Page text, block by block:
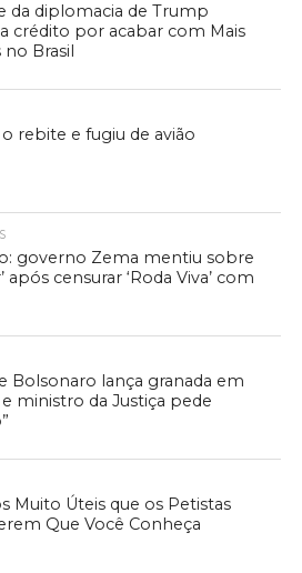
da diplomacia de Trump
crédito por acabar com Mais
no Brasil
rebite e fugiu de avião
governo Zema mentiu sobre
após censurar ‘Roda Viva’ com
Bolsonaro lança granada em
ministro da Justiça pede
Muito Úteis que os Petistas
Que Você Conheça